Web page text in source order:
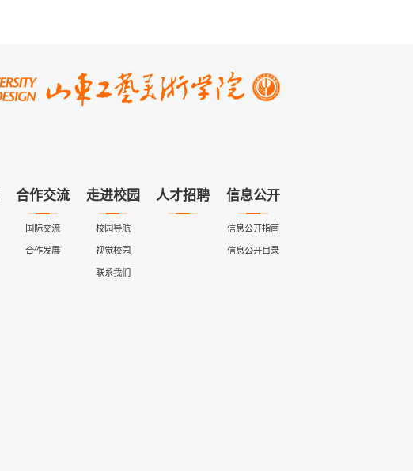
合作交流
国际交流
合作发展
走进校园
校园导航
视觉校园
联系我们
人才招聘 信息公开
信息公开指南
信息公开目录